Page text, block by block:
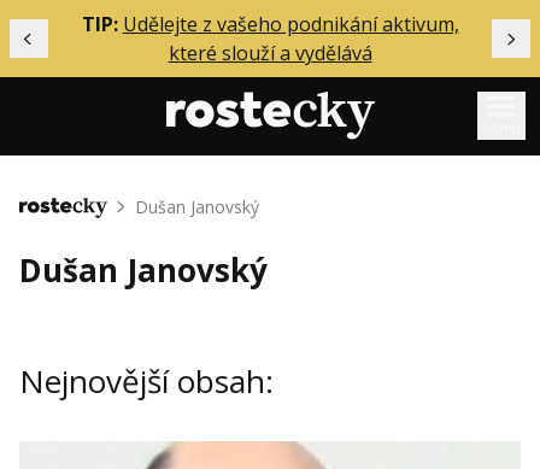
Předchozí
TIP: Udělejte z vašeho podnikání aktivum,
které slouží a vydělává
Mentoring
Solo
Inzerce
Domů Dušan Janovský
Dušan Janovský
Nejnovější obsah: